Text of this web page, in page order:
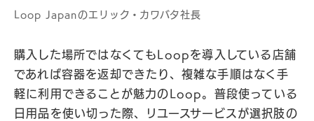
Loop Japanのエリック・カワバタ社長
購入した場所ではなくてもLoopを導入している店舗
であれば容器を返却できたり、複雑な手順はなく手
軽に利用できることが魅力のLoop。普段使っている
日用品を使い切った際、リユースサービスが選択肢の